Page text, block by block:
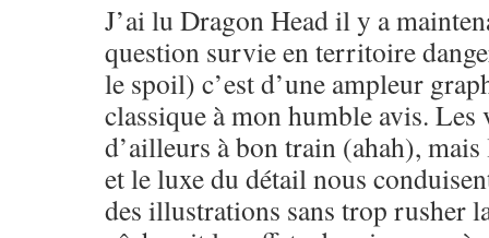
J’ai lu Dragon Head il y a
question survie en territoire
le spoil) c’est d’une ampleur
classique à mon humble avis. Les
d’ailleurs à bon train (ahah),
et le luxe du détail nous
des illustrations sans trop rusher